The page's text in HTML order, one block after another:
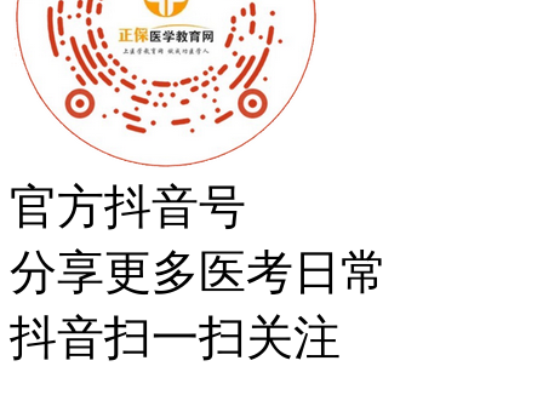
官方抖音号
分享更多医考日常
抖音扫一扫关注